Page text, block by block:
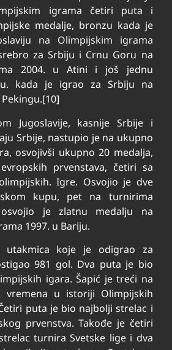
igrama četiri puta i
medalje, bronzu kada je
na Olimpijskim igrama
za Srbiju i Crnu Goru na
2004. u Atini i još jednu
kada je igrao za Srbiju na
Jugoslavije, kasnije Srbije i
Srbije, nastupio je na ukupno
osvojivši ukupno 20 medalja,
prvenstava, četiri sa
Igre. Osvojio je dve
kupu, pet na turnirima
je zlatnu medalju na
1997. u Bariju.
utakmica koje je odigrao za
981 gol. Dva puta je bio
igara. Šapić je treći na
vremena u istoriji Olimpijskih
puta je bio najbolji strelac i
prvenstva. Takođe je četiri
turnira Svetske lige i dva